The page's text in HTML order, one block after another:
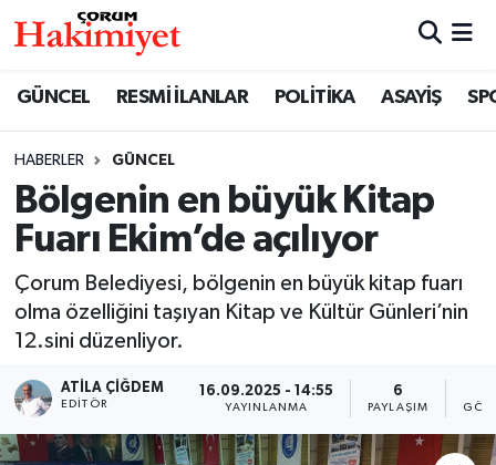
GÜNCEL RESMİ İLANLAR POLİTİKA ASAYİŞ
HABERLER GÜNCEL
Bölgenin en büyük Kitap
Fuarı Ekim’de açılıyor
Çorum Belediyesi, bölgenin en büyük kitap fuarı
olma özelliğini taşıyan Kitap ve Kültür Günleri’nin
12.sini düzenliyor.
ATILA ÇIĞDEM
EDITÖR
16.09.2025 - 14:55
YAYINLANMA
6
PAYLAŞIM
SAĞLIK
ASAYİŞ
EKONOMİ
Nöbetçi Eczaneler
Çorum Namaz Vakitleri
Trafik Durumu
Süper Lig Puan Durumu ve Fikstür